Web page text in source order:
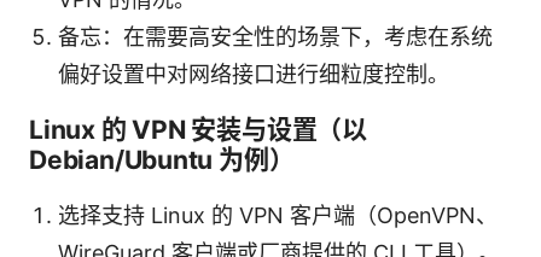
备忘：在需要高安全性的场景下，考虑在系统
偏好设置中对网络接口进行细粒度控制。
Linux 的 VPN 安装与设置（以
Debian/Ubuntu 为例）
选择支持 Linux 的 VPN 客户端（OpenVPN、